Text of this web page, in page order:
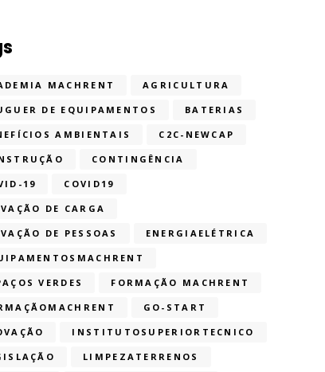
MACHRENT AGRICULTURA
DE EQUIPAMENTOS BATERIAS
AMBIENTAIS C2C-NEWCAP
CONTINGÊNCIA
19 COVID19
DE CARGA
DE PESSOAS ENERGIAELÉTRICA
VERDES FORMAÇÃO MACHRENT
GO-START
INSTITUTOSUPERIORTECNICO
LIMPEZATERRENOS